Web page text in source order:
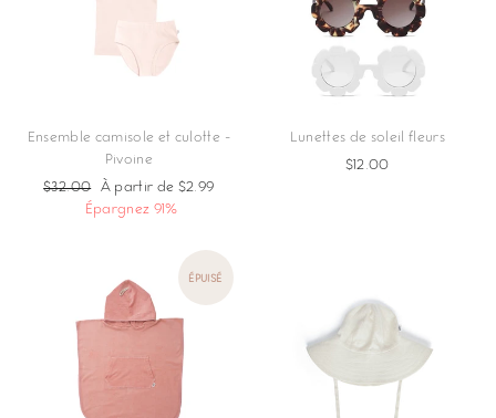
Ensemble camisole et culotte -
Pivoine
Prix
régulier
$32.00
Prix
réduit
À partir de $2.99
Épargnez 91%
Lunettes de soleil fleurs
$12.00
ÉPUISÉ